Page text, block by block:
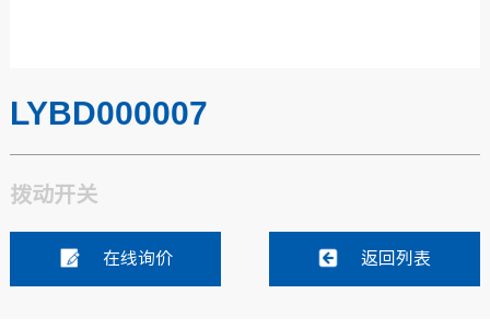
LYBD000007
拨动开关
在线询价 返回列表